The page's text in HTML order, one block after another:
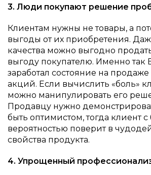
3. Люди покупают решение
Клиентам нужны не товары, а
выгоды от их приобретения.
качества можно выгодно
выгоду покупателю. Именно так
заработал состояние на
акций. Если вычислить «боль»
можно манипулировать его
Продавцу нужно
быть оптимистом, тогда клиент
вероятностью поверит в
свойства продукта.
4. Упрощенный